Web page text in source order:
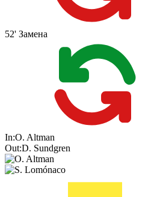
52' Замена
In:O. Altman
Out:D. Sundgren